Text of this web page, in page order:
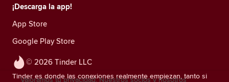
© 2026 Tinder LLC
Tinder es donde las conexiones realmente empiezan, tanto si
¡Descarga la app!
App Store
Google Play Store
Valoramos tu privacidad. Nuestros socios y nosotros